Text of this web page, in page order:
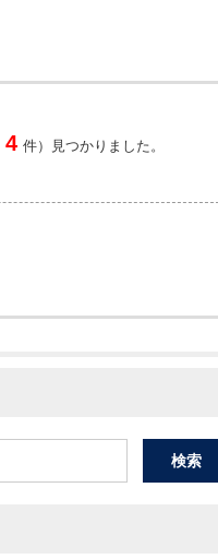
4 件）見つかりました。